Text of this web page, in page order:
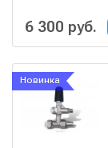
6 300 руб.
Новинка